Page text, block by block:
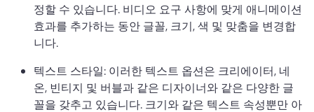
정할 수 있습니다. 비디오 요구 사항에 맞게 애니메이션
효과를 추가하는 동안 글꼴, 크기, 색 및 맞춤을 변경합
니다.
텍스트 스타일: 이러한 텍스트 옵션은 크리에이터, 네
온, 빈티지 및 버블과 같은 디자이너와 같은 다양한 글
꼴을 갖추고 있습니다. 크기와 같은 텍스트 속성뿐만 아